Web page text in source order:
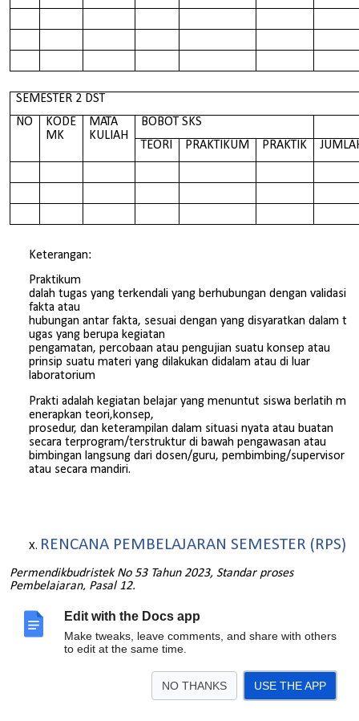
Edit with the Docs app
Make tweaks, leave comments, and share with others
to edit at the same time.
NO THANKS USE THE APP
SEMESTER 2 DST
NO
KODE
MK
MATA
KULIAH
BOBOT SKS
TEORI
PRAKTIKUM PRAKTIK
Keterangan:
Praktikum
dalah tugas yang terkendali yang berhubungan dengan validasi
fakta atau
hubungan antar fakta, sesuai dengan yang disyaratkan dalam t
ugas yang berupa kegiatan
pengamatan, percobaan atau pengujian suatu konsep atau
prinsip suatu materi yang dilakukan didalam atau di luar
laboratorium
Prakti adalah kegiatan belajar yang menuntut siswa berlatih m
enerapkan teori,konsep,
prosedur, dan keterampilan dalam situasi nyata atau buatan
secara terprogram/terstruktur di bawah pengawasan atau
bimbingan langsung dari dosen/guru, pembimbing/supervisor
atau secara mandiri.
RENCANA PEMBELAJARAN SEMESTER (RPS)
Permendikbudristek No 53 Tahun 2023, Standar proses
Pembelajaran, Pasal 12.
Perencanaan proses pembelajaran merupakan kegiatan
perumusan:
a. capaian pembelajaran yang menjadi tujuan
belajar;
dan metode pembelajaran; dan
c. cara menilai ketercapaian capaian pembelajaran.